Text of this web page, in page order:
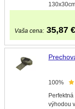
Vaša cena: 35,87 €
100%
výhodou